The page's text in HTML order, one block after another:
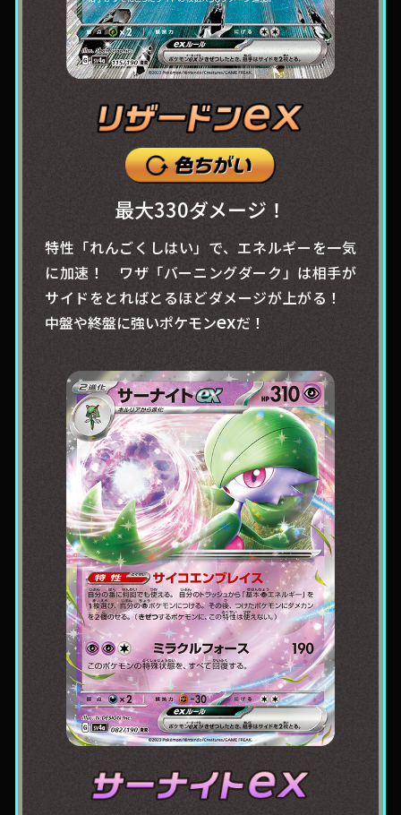
最大330ダメージ！
特性「れんごくしはい」で、エネルギーを一気
に加速！ ワザ「バーニングダーク」は相手が
サイドをとればとるほどダメージが上がる！
中盤や終盤に強いポケモンexだ！